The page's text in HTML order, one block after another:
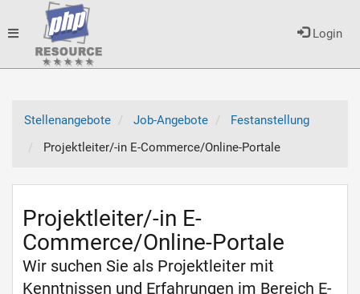
Login
Toggle
Stellenangebote
Job-Angebote
Festanstellung
Projektleiter/-in E-Commerce/Online-Portale
Projektleiter/-in E-
Commerce/Online-Portale
Wir suchen Sie als Projektleiter mit
Kenntnissen und Erfahrungen im Bereich E-